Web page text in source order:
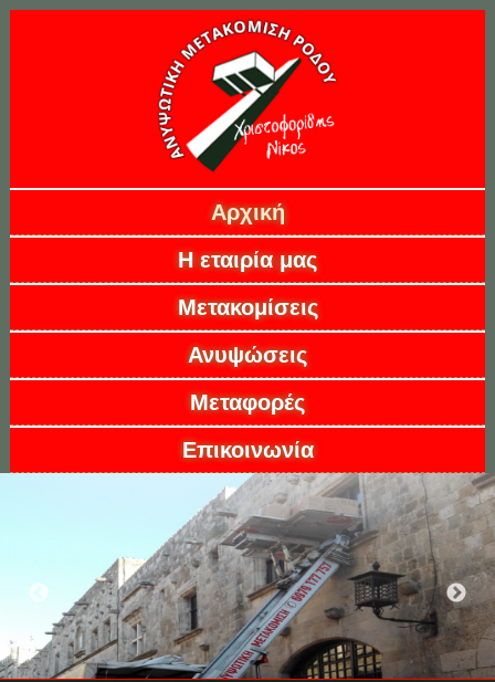
Αρχική
Η εταιρία μας
Μετακομίσεις
Ανυψώσεις
Μεταφορές
Επικοινωνία